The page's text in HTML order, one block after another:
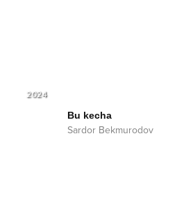
2024
Bu kecha
Sardor Bekmurodov